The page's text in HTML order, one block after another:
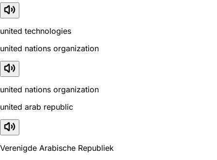
united technologies
united nations organization
united nations organization
united arab republic
Verenigde Arabische Republiek